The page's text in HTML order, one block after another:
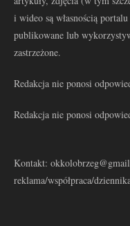
i wideo są własnością
publikowane lub
zastrzeżone.
Redakcja nie ponosi
Redakcja nie ponosi
Kontakt:
reklama/współpraca/